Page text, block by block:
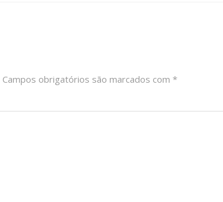
Campos obrigatórios são marcados com *